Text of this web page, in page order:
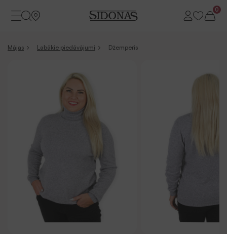
0
Mājas Labākie piedāvājumi Džemperis